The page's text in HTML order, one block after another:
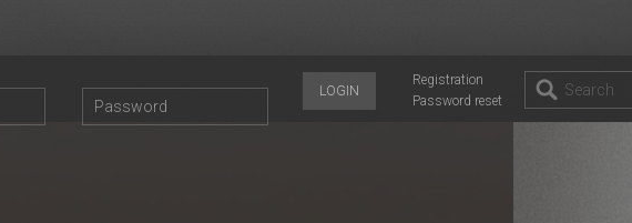
Registration
Password reset
LOGIN